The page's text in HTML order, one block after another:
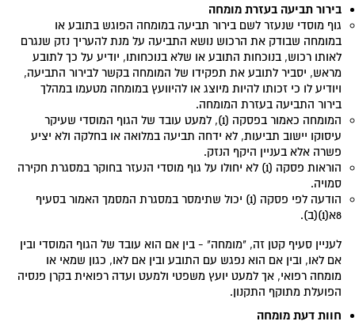
בירור תביעה בעזרת מומחה
גוף מוסדי שנעזר לשם בירור תביעה במומחה הפוגש בתובע או
במומחה שבודק את הרכוש נושא התביעה על מנת להעריך נזק שנגרם
לאותו רכוש, בנוכחות התובע או שלא בנוכחותו, יודיע על כך לתובע
מראש, יסביר לתובע את תפקידו של המומחה בקשר לבירור התביעה,
ויודיע לו כי זכותו להיות מיוצג או להיוועץ במומחה מטעמו במהלך
בירור התביעה בעזרת המומחה.
המומחה כאמור בפסקה (1), למעט עובד של הגוף המוסדי שעיקר
עיסוקו יישוב תביעות, לא ידחה תביעה במלואה או בחלקה ולא יציע
פשרה אלא בעניין היקף הנזק.
הוראות פסקה (1) לא יחולו על גוף מוסדי הנעזר בחוקר במסגרת חקירה
סמויה.
הודעה לפי פסקה (1) יכול שתימסר במסגרת המסמך האמור בסעיף
8א(1)(ב).
לעניין סעיף קטן זה, "מומחה" - בין אם הוא עובד של הגוף המוסדי ובין
אם לאו, ובין אם הוא נפגש עם התובע ובין אם לאו, כגון שמאי או
מומחה רפואי, אך למעט יועץ משפטי ולמעט ועדה רפואית בקרן פנסיה
הפועלת מתוקף התקנון.
חוות דעת מומחה